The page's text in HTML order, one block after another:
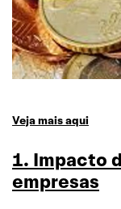
Veja mais aqui
1. Impacto
empresas